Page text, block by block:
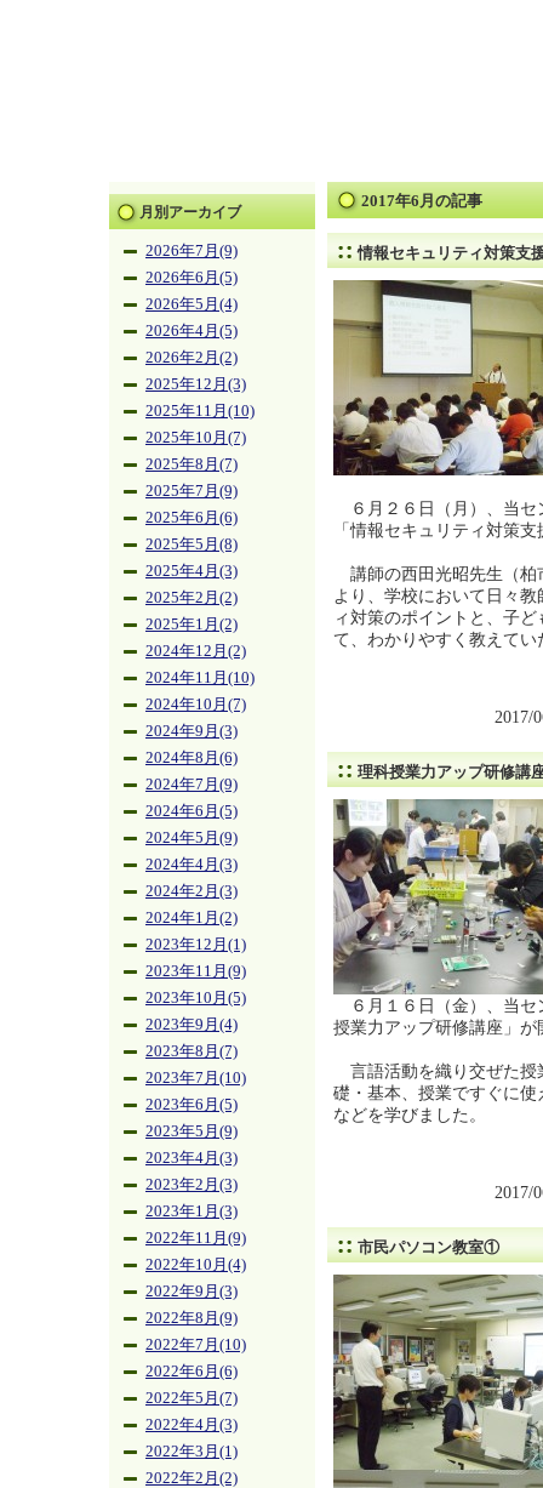
月別アーカイブ
2026年7月(9)
2026年6月(5)
2026年5月(4)
2026年4月(5)
2026年2月(2)
2025年12月(3)
2025年11月(10)
2025年10月(7)
2025年8月(7)
2025年7月(9)
2025年6月(6)
2025年5月(8)
2025年4月(3)
2025年2月(2)
2025年1月(2)
2024年12月(2)
2024年11月(10)
2024年10月(7)
2024年9月(3)
2024年8月(6)
2024年7月(9)
2024年6月(5)
2024年5月(9)
2024年4月(3)
2024年2月(3)
2024年1月(2)
2023年12月(1)
2023年11月(9)
2023年10月(5)
2023年9月(4)
2023年8月(7)
2023年7月(10)
2023年6月(5)
2023年5月(9)
2023年4月(3)
2023年2月(3)
2023年1月(3)
2022年11月(9)
2022年10月(4)
2022年9月(3)
2022年8月(9)
2022年7月(10)
2022年6月(6)
2022年5月(7)
2022年4月(3)
2022年3月(1)
2022年2月(2)
2017年6月の記事
情報セキュリティ対策支
６月２６日（月）、当セ
「情報セキュリティ対策
講師の西田光昭先生（柏
より、学校において日々
ィ対策のポイントと、子
て、わかりやすく教えて
2017/
理科授業力アップ研修講
６月１６日（金）、当セ
授業力アップ研修講座」が
言語活動を織り交ぜた授
礎・基本、授業ですぐに
などを学びました。
2017/
市民パソコン教室①